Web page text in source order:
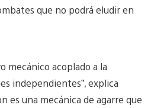
que no podrá eludir en
mecánico acoplado a la
independientes”, explica
es una mecánica de agarre que